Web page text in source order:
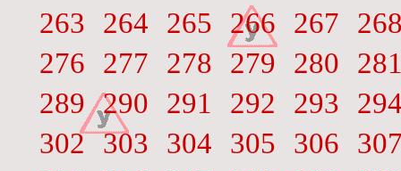
263
264 265 266 267
276
277 278 279 280
289 290 291 292 293
302 303 304 305 306